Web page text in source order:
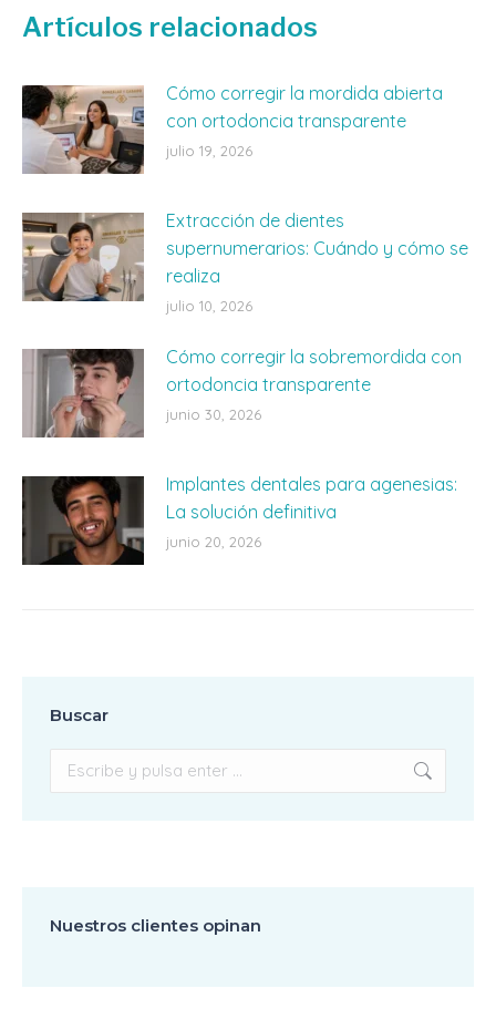
Artículos relacionados
Cómo corregir la mordida abierta
con ortodoncia transparente
julio 19, 2026
Extracción de dientes
supernumerarios: Cuándo y cómo se
realiza
julio 10, 2026
Cómo corregir la sobremordida con
ortodoncia transparente
junio 30, 2026
Implantes dentales para agenesias:
La solución definitiva
junio 20, 2026
Buscar
Nuestros clientes opinan